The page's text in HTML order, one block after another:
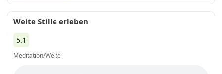
Weite Stille erleben
5.1
Meditation/Weite